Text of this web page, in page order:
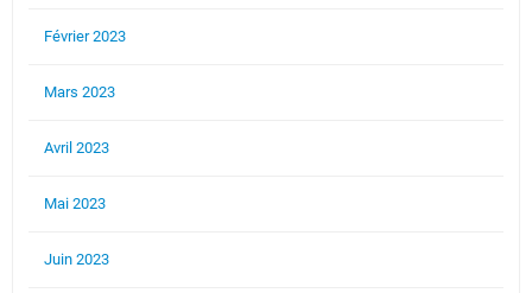
Février 2023
Mars 2023
Avril 2023
Mai 2023
Juin 2023